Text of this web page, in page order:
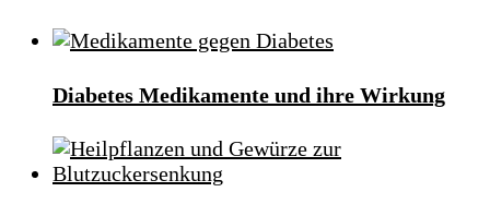
Diabetes Medikamente und ihre Wirkung